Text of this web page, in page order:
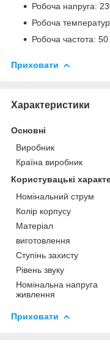
Робоча напруга:
Робоча
Робоча частота:
Приховати
Характеристики
Основні
Виробник
Країна виробник
Користувацькі
Номінальний струм
Колір корпусу
Матеріал
виготовлення
Ступінь захисту
Рівень звуку
Номінальна напруга
живлення
Приховати